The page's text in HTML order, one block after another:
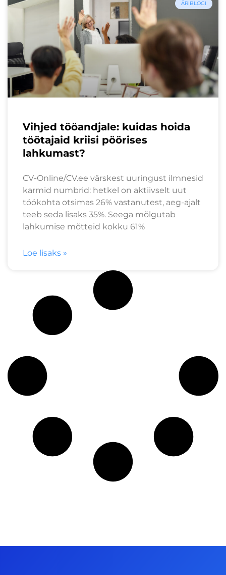
ÄRIBLOGI
Vihjed tööandjale: kuidas hoida
töötajaid kriisi pöörises
lahkumast?
CV-Online/CV.ee värskest uuringust ilmnesid
karmid numbrid: hetkel on aktiivselt uut
töökohta otsimas 26% vastanutest, aeg-ajalt
teeb seda lisaks 35%. Seega mõlgutab
lahkumise mõtteid kokku 61%
Loe lisaks »